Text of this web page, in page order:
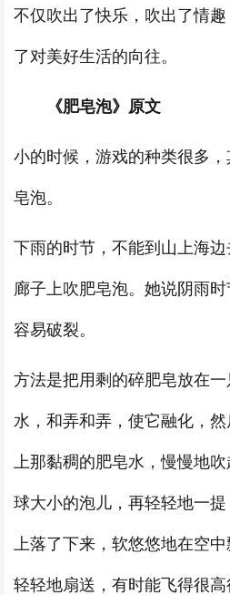
不仅吹出了快乐，吹出了情
了对美好生活的向往。
《肥皂泡》原文
小的时候，游戏的种类很多
皂泡。
下雨的时节，不能到山上海
廊子上吹肥皂泡。她说阴雨
容易破裂。
方法是把用剩的碎肥皂放在
水，和弄和弄，使它融化，
上那黏稠的肥皂水，慢慢地
球大小的泡儿，再轻轻地一
上落了下来，软悠悠地在空
轻轻地扇送，有时能飞得很高